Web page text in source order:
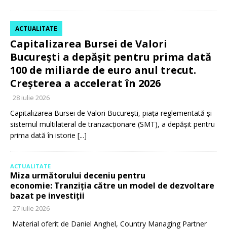
Capitalizarea Bursei de Valori
București a depășit pentru prima dată
100 de miliarde de euro anul trecut.
Creșterea a accelerat în 2026
ACTUALITATE
28 iulie 2026
Capitalizarea Bursei de Valori București, piața reglementată și
sistemul multilateral de tranzacționare (SMT), a depășit pentru
prima dată în istorie [...]
ACTUALITATE
Miza următorului deceniu pentru
economie: Tranziția către un model de dezvoltare
bazat pe investiții
27 iulie 2026
Material oferit de Daniel Anghel, Country Managing Partner